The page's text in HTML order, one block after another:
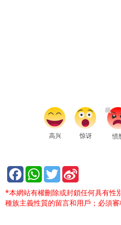
高兴 惊讶 愤
*本網站有權刪除或封鎖任何具有性
種族主義性質的留言和用戶；必須審